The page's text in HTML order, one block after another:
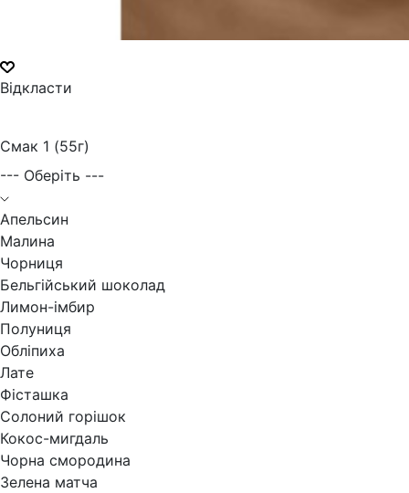
Відкласти
Смак 1 (55г)
--- Оберіть ---
Апельсин
Малина
Чорниця
Бельгійський шоколад
Лимон-імбир
Полуниця
Обліпиха
Лате
Фісташка
Солоний горішок
Кокос-мигдаль
Чорна смородина
Зелена матча